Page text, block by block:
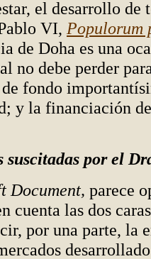
el desarrollo de
VI, Populorum
de Doha es una
no debe perder
fondo
y la financiación
suscitadas por el
Document, parece
cuenta las dos
por una parte, la